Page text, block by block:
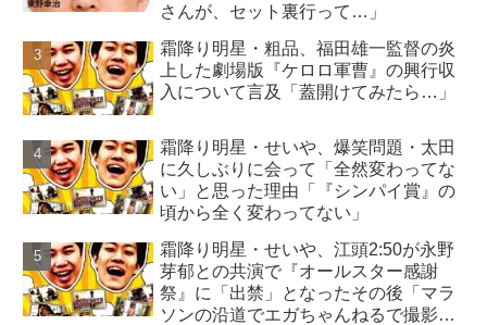
さんが、セット裏行って…」
霜降り明星・粗品、福田雄一監督の炎
上した劇場版『ケロロ軍曹』の興行収
入について言及「蓋開けてみたら…」
霜降り明星・せいや、爆笑問題・太田
に久しぶりに会って「全然変わってな
い」と思った理由「『シンパイ賞』の
頃から全く変わってない」
霜降り明星・せいや、江頭2:50が永野
芽郁との共演で『オールスター感謝
祭』に「出禁」となったその後「マラ
ソンの沿道でエガちゃんねるで撮影